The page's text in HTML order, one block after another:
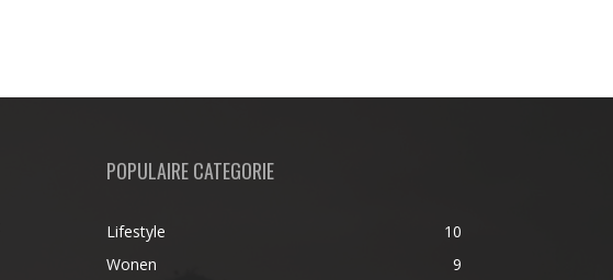
POPULAIRE CATEGORIE
Lifestyle
10
Wonen
9